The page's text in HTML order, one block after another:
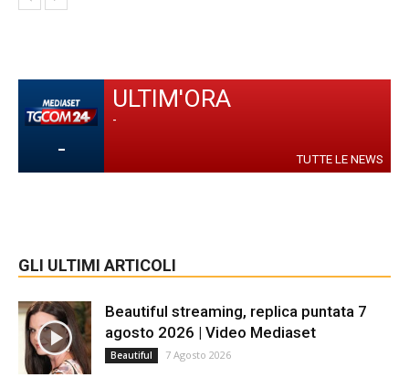
-
ULTIM'ORA
-
TUTTE LE NEWS
GLI ULTIMI ARTICOLI
Beautiful streaming, replica puntata 7
agosto 2026 | Video Mediaset
Beautiful 7 Agosto 2026